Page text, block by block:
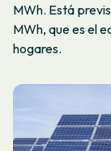
MWh. Está
MWh, que es el
hogares.